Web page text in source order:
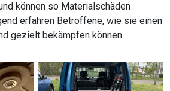
können so Materialschäden
erfahren Betroffene, wie sie einen
gezielt bekämpfen können.